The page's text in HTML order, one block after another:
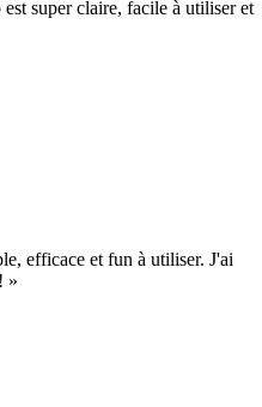
super claire, facile à utiliser et
efficace et fun à utiliser. J'ai
»